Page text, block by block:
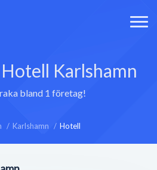
Karlshamn
bland 1 företag!
Karlshamn Hotell